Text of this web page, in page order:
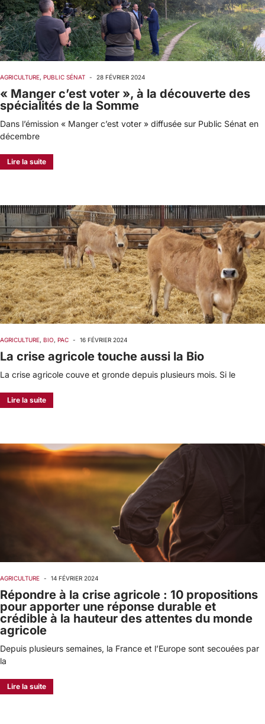
AGRICULTURE, PUBLIC SÉNAT - 28 FÉVRIER 2024
« Manger c’est voter », à la découverte des
spécialités de la Somme
Dans l’émission « Manger c’est voter » diffusée sur Public Sénat en
décembre
Lire la suite
AGRICULTURE, BIO, PAC - 16 FÉVRIER 2024
La crise agricole touche aussi la Bio
La crise agricole couve et gronde depuis plusieurs mois. Si le
Lire la suite
AGRICULTURE - 14 FÉVRIER 2024
Répondre à la crise agricole : 10 propositions
pour apporter une réponse durable et
crédible à la hauteur des attentes du monde
agricole
Depuis plusieurs semaines, la France et l’Europe sont secouées par
la
Lire la suite